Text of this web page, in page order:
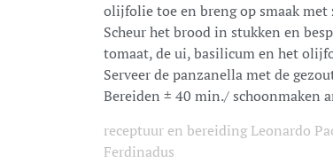
olijfolie toe en breng op smaak met
Scheur het brood in stukken en
tomaat, de ui, basilicum en het
Serveer de panzanella met de
Bereiden ± 40 min./ schoonmaken
receptuur en bereiding Leonardo
Ferdinadus